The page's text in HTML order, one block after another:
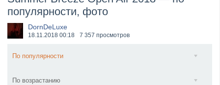
​Anthrax выпустили новый сингл и клип «Everybod...
популярности, фото
DornDeLuxe
18.11.2018 00:18 7 357 просмотров
По популярности
По возрастанию